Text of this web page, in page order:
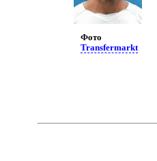
Фото
Transfermarkt